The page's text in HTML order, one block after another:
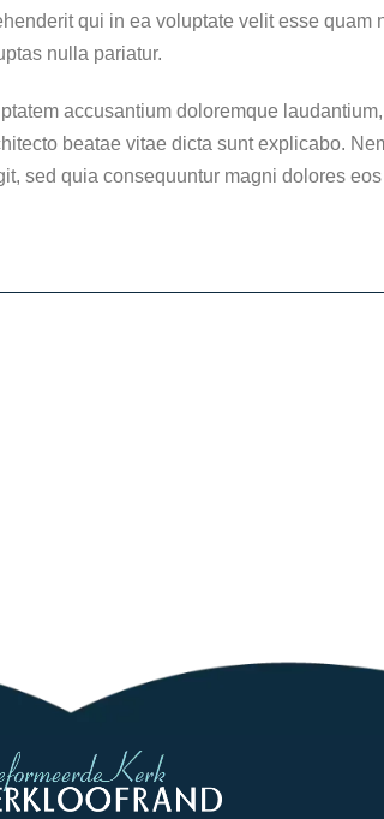
qui in ea voluptate velit esse quam
nulla pariatur.
accusantium doloremque
beatae vitae dicta sunt explicabo.
sed quia consequuntur magni dolores